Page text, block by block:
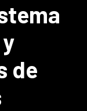
de